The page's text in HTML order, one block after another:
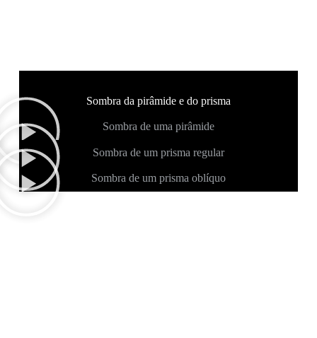
Sombra da pirâmide e do prisma
Sombra de uma pirâmide
Sombra de um prisma regular
Sombra de um prisma oblíquo